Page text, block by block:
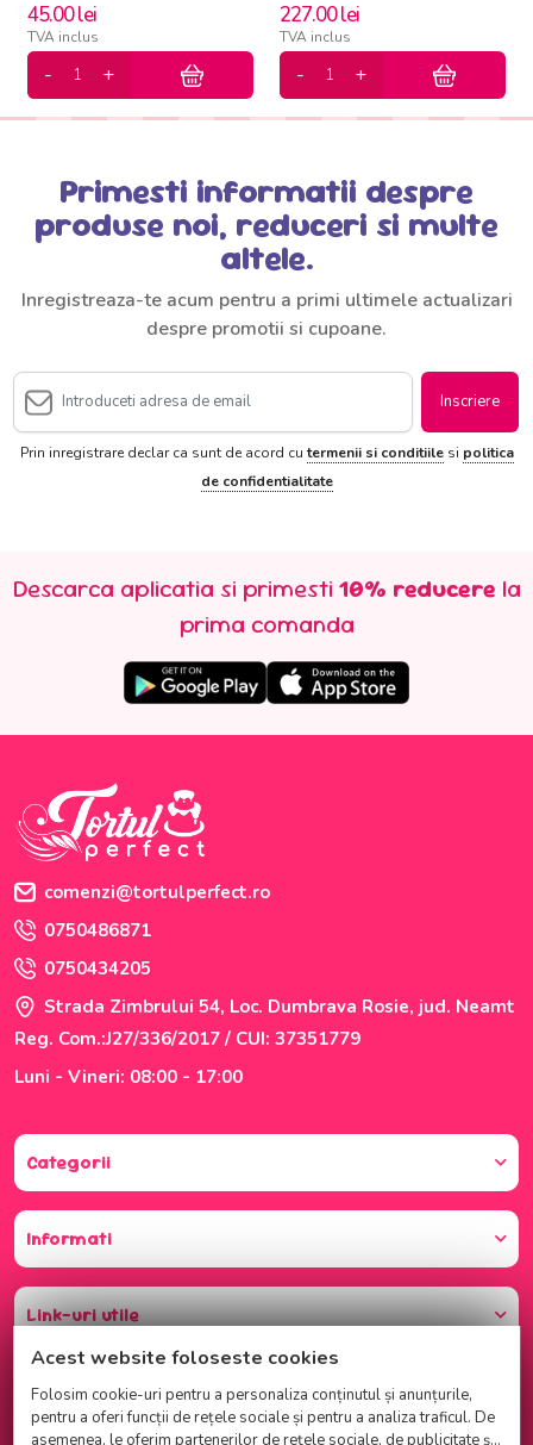
45.00lei
TVA inclus
227.00lei
TVA inclus
Primesti informatii despre
produse noi, reduceri si multe
altele.
Inregistreaza-te acum pentru a primi ultimele actualizari
despre promotii si cupoane.
Inscriere
Prin inregistrare declar ca sunt de acord cutermenii si conditiilesi politica
de confidentialitate
Descarca aplicatia si primesti 10% reducere la
prima comanda
comenzi@tortulperfect.ro
0750486871
0750434205
Strada Zimbrului 54, Loc. Dumbrava Rosie, jud. Neamt
Reg. Com.:J27/336/2017 / CUI: 37351779
Luni - Vineri: 08:00 - 17:00
Categorii
Informati
Link-uri utile
Acest website foloseste cookies
Folosim cookie-uri pentru a personaliza conținutul și anunțurile,
pentru a oferi funcții de rețele sociale și pentru a analiza traficul. De
asemenea, le oferim partenerilor de rețele sociale, de publicitate și